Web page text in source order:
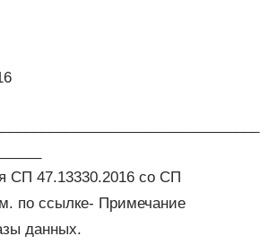
СП 47.13330.2016 со СП
по ссылке- Примечание
данных.